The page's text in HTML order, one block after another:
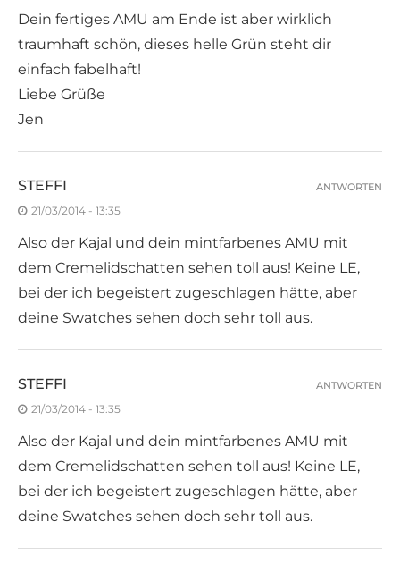
Dein fertiges AMU am Ende ist aber wirklich
traumhaft schön, dieses helle Grün steht dir
einfach fabelhaft!
Liebe Grüße
Jen
STEFFI
21/03/2014 - 13:35
Also der Kajal und dein mintfarbenes AMU mit
dem Cremelidschatten sehen toll aus! Keine LE,
bei der ich begeistert zugeschlagen hätte, aber
deine Swatches sehen doch sehr toll aus.
ANTWORTEN
STEFFI
21/03/2014 - 13:35
Also der Kajal und dein mintfarbenes AMU mit
dem Cremelidschatten sehen toll aus! Keine LE,
bei der ich begeistert zugeschlagen hätte, aber
deine Swatches sehen doch sehr toll aus.
ANTWORTEN